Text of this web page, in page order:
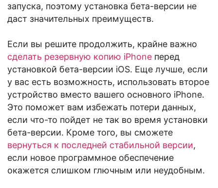
запуска, поэтому установка бета-версии не
даст значительных преимуществ.
Если вы решите продолжить, крайне важно
сделать резервную копию iPhone перед
установкой бета-версии iOS. Еще лучше, если
у вас есть возможность, использовать второе
устройство вместо вашего основного iPhone.
Это поможет вам избежать потери данных,
если что-то пойдет не так во время установки
бета-версии. Кроме того, вы сможете
вернуться к последней стабильной версии,
если новое программное обеспечение
окажется слишком глючным или неудобным.